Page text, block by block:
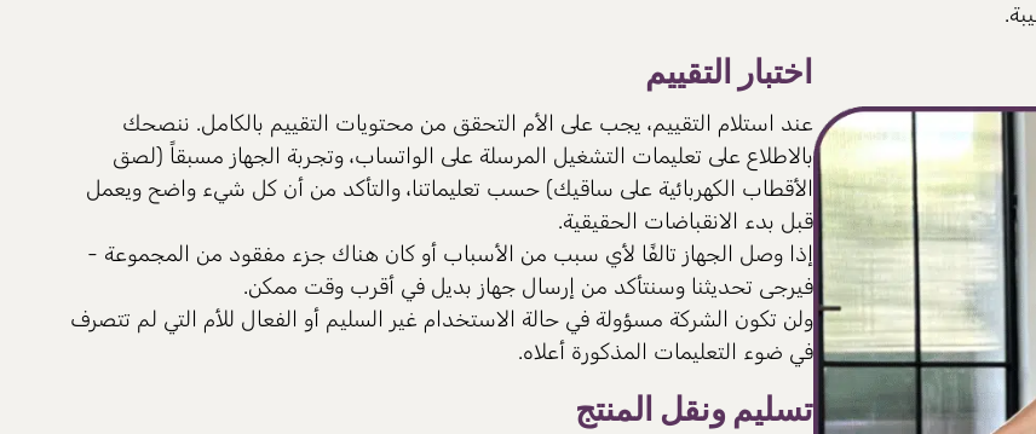
اختبار التقييم
عند استلام التقييم، يجب على الأم التحقق من محتويات التقييم بالكامل. ننصحك
بالاطلاع على تعليمات التشغيل المرسلة على الواتساب، وتجربة الجهاز مسبقاً (لصق
الأقطاب الكهربائية على ساقيك) حسب تعليماتنا، والتأكد من أن كل شيء واضح ويعمل
قبل بدء الانقباضات الحقيقية.
إذا وصل الجهاز تالفًا لأي سبب من الأسباب أو كان هناك جزء مفقود من المجموعة -
فيرجى تحديثنا وسنتأكد من إرسال جهاز بديل في أقرب وقت ممكن.
ولن تكون الشركة مسؤولة في حالة الاستخدام غير السليم أو الفعال للأم التي لم تتصرف
في ضوء التعليمات المذكورة أعلاه.
تسليم ونقل المنتج